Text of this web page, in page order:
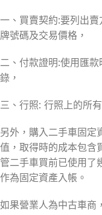
一、買賣契約:要列出
牌號碼及交易價格，
二、付款證明:使用匯
錄，
三、行照: 行照上的所
另外，購入二手車固定
值，取得時的成本包含
管二手車買前已使用了
作為固定資產入帳。
如果營業人為中古車商